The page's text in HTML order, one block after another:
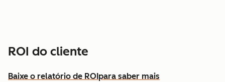
ROI do cliente
Baixe o relatório de ROI para saber mais